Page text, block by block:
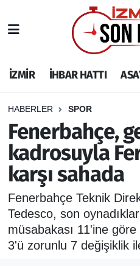
İZMİR İHBAR HATTI
HABERLER SPOR
Fenerbahçe,
kadrosuyla
karşı sahada
Fenerbahçe Teknik
Tedesco, son
müsabakası 11'ine
3'ü zorunlu 7 değişiklik
İHBAR HATTI
DEPREM
GENEL
EKONOMİ
SİYASET
SPOR
İzmir Nöbetçi
İzmir Hava Durumu
İzmir Namaz Vakitleri
İzmir Trafik Yoğunluk
Puan Durumu ve
Tüm Manşetler
Son Dakika Haberleri